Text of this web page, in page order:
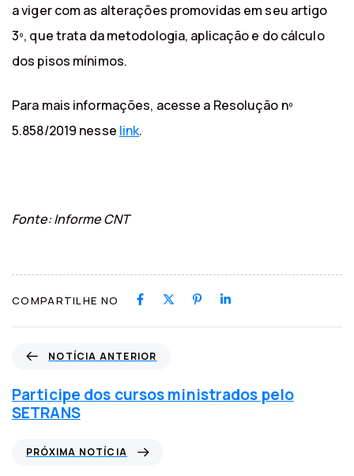
a viger com as alterações promovidas em seu artigo
3º, que trata da metodologia, aplicação e do cálculo
dos pisos mínimos.
Para mais informações, acesse a Resolução nº
5.858/2019 nesse link.
Fonte: Informe CNT
COMPARTILHE NO
t
í
c
NOTÍCIA ANTERIOR
Participe dos cursos ministrados pelo
SETRANS
PRÓXIMA NOTÍCIA